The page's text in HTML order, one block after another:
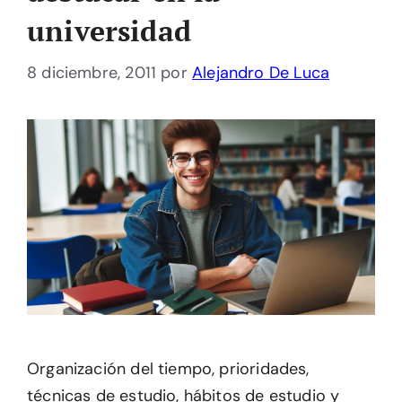
universidad
8 diciembre, 2011 por Alejandro De Luca
Organización del tiempo, prioridades,
técnicas de estudio, hábitos de estudio y